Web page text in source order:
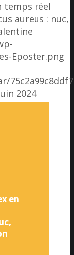
temps réel
aureus : nuc,
Eposter.png
2024
en